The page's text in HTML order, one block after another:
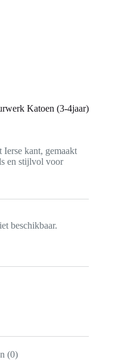
Katoen (3-4jaar)
kant, gemaakt
en stijlvol voor
beschikbaar.
(0)